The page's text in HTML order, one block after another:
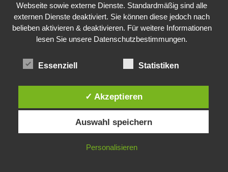
Diabetes
Die Stem van die Apartheid
Dokumentationen
Energie
Europa
Diese Website verwendet Cookies. Durch die weitere Nutzung dieser
Website stimmst du der Verwendung von Cookies zu.
IN ORDNUNG
Webseite sowie externe Dienste. Standardmäßig sind alle
externen Dienste deaktiviert. Sie können diese jedoch nach
belieben aktivieren & deaktivieren. Für weitere Informationen
lesen Sie unsere Datenschutzbestimmungen.
Essenziell Statistiken
✓ Akzeptieren
Auswahl speichern
Personalisieren